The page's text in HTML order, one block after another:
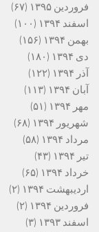
فروردین ۱۳۹۵
(۶۷)
اسفند ۱۳۹۴
(۱۰۰)
بهمن ۱۳۹۴
(۱۵۶)
دی ۱۳۹۴
(۱۸۰)
آذر ۱۳۹۴
(۱۲۲)
آبان ۱۳۹۴
(۱۱۳)
مهر ۱۳۹۴
(۵۱)
شهریور ۱۳۹۴
(۶۸)
مرداد ۱۳۹۴
(۵۸)
تیر ۱۳۹۴
(۴۳)
خرداد ۱۳۹۴
(۶۵)
اردیبهشت ۱۳۹۴
(۲)
فروردین ۱۳۹۴
(۲)
اسفند ۱۳۹۳
(۳)